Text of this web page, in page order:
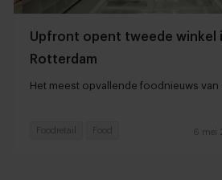
Upfront opent tweede winkel
Rotterdam
Het meest opvallende foodnieuws van
6 mei
Foodretail Food